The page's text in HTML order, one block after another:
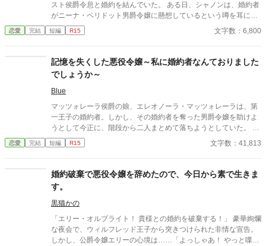
スト侯爵令息と婚約を結んでいた。 ある日、シャノンは、婚約者
がニーナ・ペリドット男爵令嬢に懸想しているという噂を耳にす
る。 シャノンは断罪を回避するため、リュカとの婚約を円満に解
消しようとするが――。 ※ エブリスタに習作として掲載したもの
恋愛 完結 短編 R15 文字数：6,800
記憶を失くした悪役令嬢～私に婚約者なんておりました
でしょうか～
Blue
マッツォレーラ侯爵の娘、エレオノーラ・マッツォレーラは、第
一王子の婚約者。しかし、その婚約者を奪った男爵令嬢を助けよ
うとして今正に、階段から二人まとめて落ちようとしていた。 走
馬灯のように、第一王子との思い出を思い出す彼女は、強い衝撃
と共に意識を失ったのだった。
恋愛 完結 短編 R15 文字数：41,813
婚約破棄で悪役令嬢を辞めたので、今日から素で生きま
す。
黒猫かの
「エリー・オルブライト！ 貴様との婚約を破棄する！」 豪華絢爛
な夜会で、ウィルフレッド王子から突きつけられた非情な宣告。
しかし、公爵令嬢エリーの心境は……「よっしゃあ！ やっと喋れ